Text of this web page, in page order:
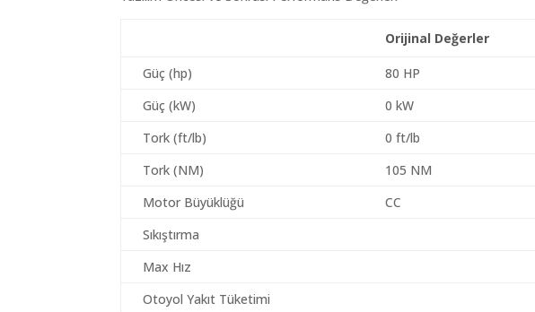
Orijinal Değerler
Güç (hp) 80 HP
Güç (kW)
0 kW
Tork (ft/lb)
0 ft/lb
Tork (NM)
105 NM
Motor Büyüklüğü
CC
Sıkıştırma
Max Hız
Otoyol Yakıt Tüketimi